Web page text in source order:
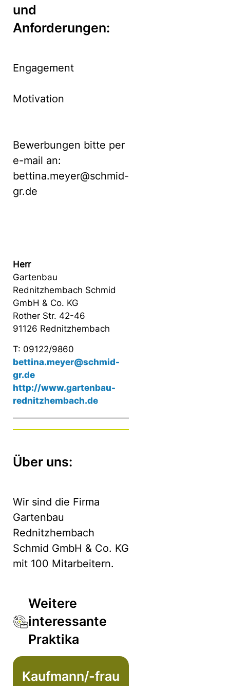
und
Anforderungen:
Engagement
Motivation
Bewerbungen bitte per
e-mail an:
bettina.meyer@schmid-
gr.de
Herr
Gartenbau
Rednitzhembach Schmid
GmbH & Co. KG
Rother Str. 42-46
91126 Rednitzhembach
T: 09122/9860
bettina.meyer@schmid-
gr.de
http://www.gartenbau-
rednitzhembach.de
Über uns:
Wir sind die Firma
Gartenbau
Rednitzhembach
Schmid GmbH & Co. KG
mit 100 Mitarbeitern.
Weitere
interessante
Praktika
Kaufmann/-frau